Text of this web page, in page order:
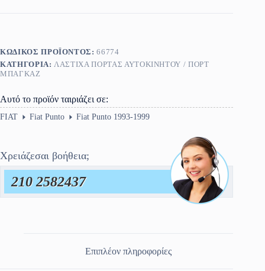
ΚΩΔΙΚΌΣ ΠΡΟΪΌΝΤΟΣ:66774
ΚΑΤΗΓΟΡΊΑ: ΛΆΣΤΙΧΑ ΠΌΡΤΑΣ ΑΥΤΟΚΙΝΉΤΟΥ / ΠΟΡΤ
ΜΠΑΓΚΑΖ
Αυτό το προϊόν ταιριάζει σε:
FIAT Fiat Punto Fiat Punto 1993-1999
Χρειάζεσαι βοήθεια;
210 2582437
Επιπλέον πληροφορίες